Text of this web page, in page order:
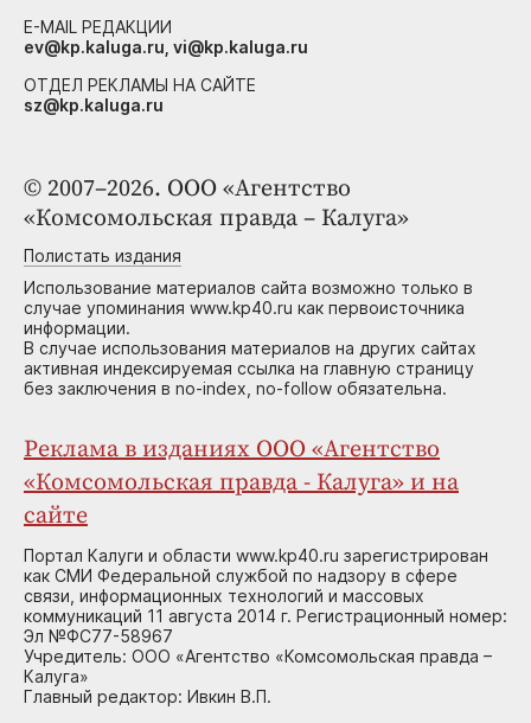
© 2007–2026. ООО «Агентство
«Комсомольская правда – Калуга»
Полистать издания
Использование материалов сайта возможно только в
случае упоминания www.kp40.ru как первоисточника
информации.
В случае использования материалов на других сайтах
активная индексируемая ссылка на главную страницу
без заключения в no-index, no-follow обязательна.
Реклама в изданиях ООО «Агентство
«Комсомольская правда - Калуга» и на
сайте
Портал Калуги и области www.kp40.ru зарегистрирован
как СМИ Федеральной службой по надзору в сфере
связи, информационных технологий и массовых
коммуникаций 11 августа 2014 г. Регистрационный номер:
Эл №ФС77-58967
Учредитель: ООО «Агентство «Комсомольская правда –
Калуга»
Главный редактор: Ивкин В.П.
E-MAIL РЕДАКЦИИ
ev@kp.kaluga.ru, vi@kp.kaluga.ru
ОТДЕЛ РЕКЛАМЫ НА САЙТЕ
sz@kp.kaluga.ru